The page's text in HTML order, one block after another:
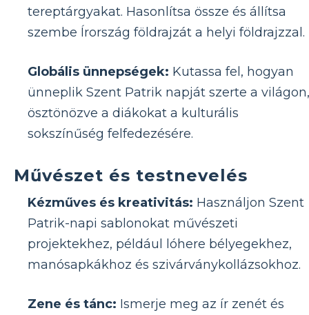
tereptárgyakat. Hasonlítsa össze és állítsa
szembe Írország földrajzát a helyi földrajzzal.
Globális ünnepségek: Kutassa fel, hogyan
ünneplik Szent Patrik napját szerte a világon,
ösztönözve a diákokat a kulturális
sokszínűség felfedezésére.
Művészet és testnevelés
Kézműves és kreativitás: Használjon Szent
Patrik-napi sablonokat művészeti
projektekhez, például lóhere bélyegekhez,
manósapkákhoz és szivárványkollázsokhoz.
Zene és tánc: Ismerje meg az ír zenét és